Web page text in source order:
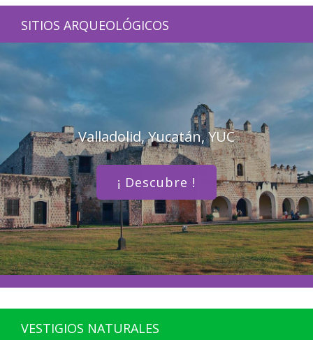
SITIOS ARQUEOLÓGICOS
Valladolid, Yucatán, YUC
¡ Descubre !
VESTIGIOS NATURALES